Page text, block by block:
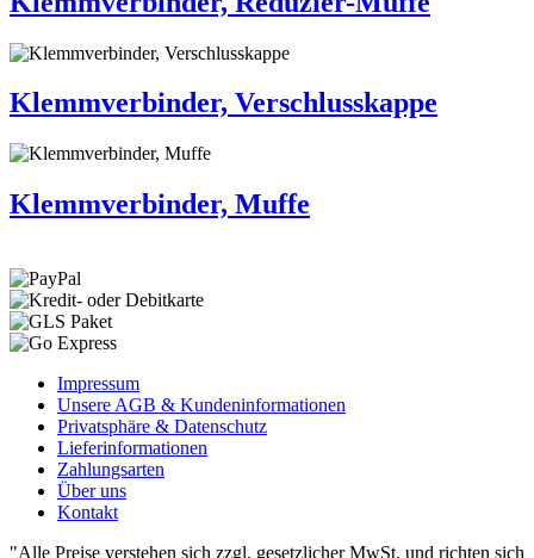
Klemmverbinder, Verschlusskappe
Klemmverbinder, Muffe
Impressum
Unsere AGB & Kundeninformationen
Privatsphäre & Datenschutz
Lieferinformationen
Zahlungsarten
Über uns
Kontakt
"Alle Preise verstehen sich zzgl. gesetzlicher MwSt. und richten sich